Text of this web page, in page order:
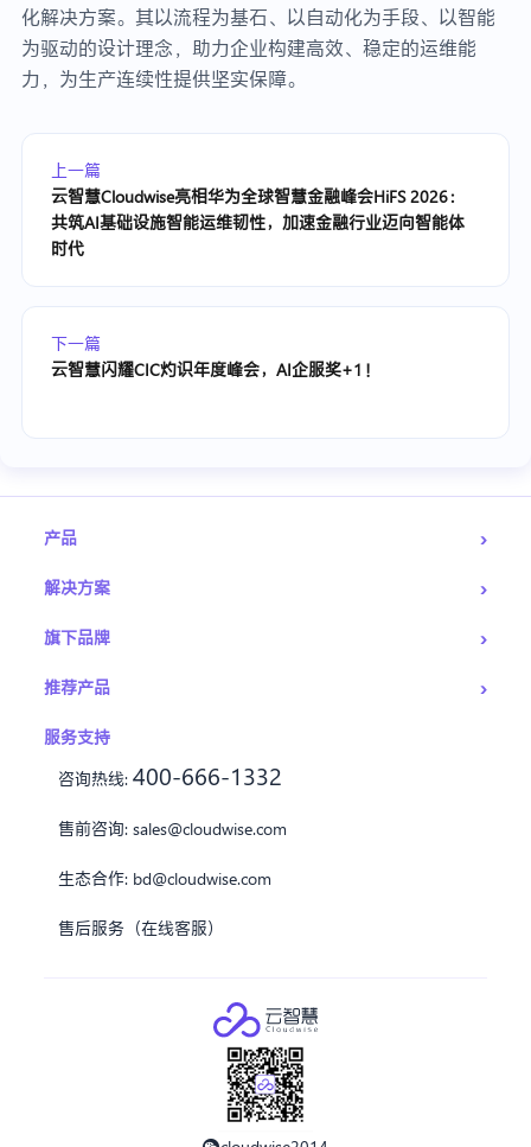
化解决方案。其以流程为基石、以自动化为手段、以智能
为驱动的设计理念，助力企业构建高效、稳定的运维能
力，为生产连续性提供坚实保障。
上一篇
云智慧Cloudwise亮相华为全球智慧金融峰会HiFS 2026：
共筑AI基础设施智能运维韧性，加速金融行业迈向智能体
时代
下一篇
云智慧闪耀CIC灼识年度峰会，AI企服奖+1！
产品 ›
解决方案 ›
旗下品牌 ›
推荐产品 ›
服务支持
咨询热线: 400-666-1332
售前咨询: sales@cloudwise.com
生态合作: bd@cloudwise.com
售后服务（在线客服）